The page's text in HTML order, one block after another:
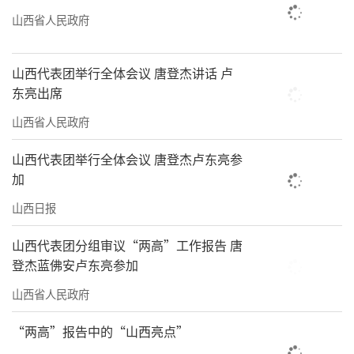
山西省人民政府
山西代表团举行全体会议 唐登杰讲话 卢
东亮出席
山西省人民政府
山西代表团举行全体会议 唐登杰卢东亮参
加
山西日报
山西代表团分组审议“两高”工作报告 唐
登杰蓝佛安卢东亮参加
山西省人民政府
“两高”报告中的“山西亮点”